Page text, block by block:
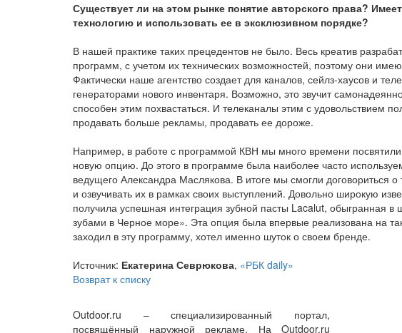
Существует ли на этом рынке понятие авторского права?
технологию и использовать ее в эксклюзивном порядке?
В нашей практике таких прецедентов не было. Весь креатив
программ, с учетом их технических возможностей, поэтому они
Фактически наше агентство создает для каналов, сейлз-хаусов и
генераторами нового инвентаря. Возможно, это звучит
способен этим похвастаться. И телеканалы этим с удовольствием
продавать больше рекламы, продавать ее дороже.
Например, в работе с программой КВН мы много времени
новую опцию. До этого в программе была наиболее часто
ведущего Александра Маслякова. В итоге мы смогли договориться
и озвучивать их в рамках своих выступлений. Довольно широкую
получила успешная интеграция зубной пасты Lacalut, обыгранная
зубами в Черное море». Эта опция была впервые реализована на
заходил в эту программу, хотел именно шуток о своем бренде.
Источник: Екатерина Севрюкова, «РБК daily»
Возврат к списку
Outdoor.ru – специализированный портал,
посвящённый наружной рекламе. На Outdoor.ru